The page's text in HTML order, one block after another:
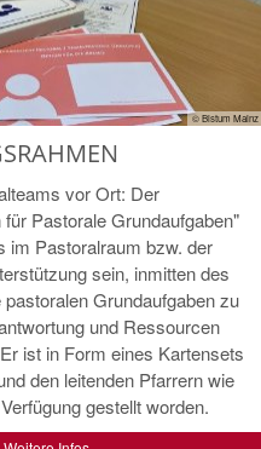
© Bistum Mainz
vor Ort: Der
Pastorale Grundaufgaben"
im Pastoralraum bzw. der
sein, inmitten des
Grundaufgaben zu
und Ressourcen
ist in Form eines Kartensets
den leitenden Pfarrern wie
gestellt worden.